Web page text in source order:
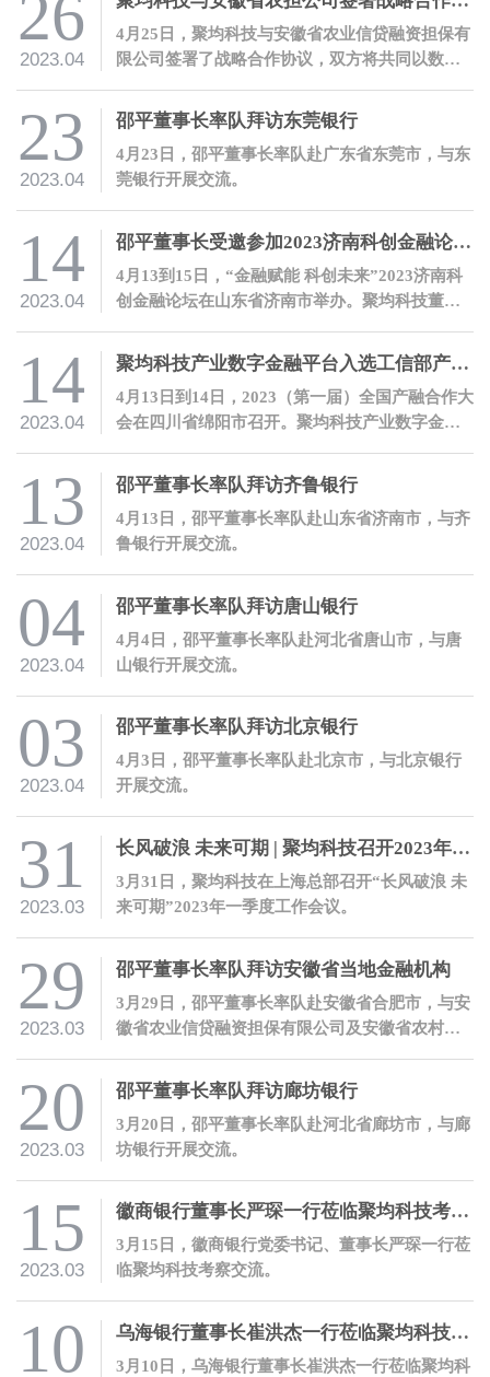
26
2023.04
4月25日，聚均科技与安徽省农业信贷融资担保有
限公司签署了战略合作协议，双方将共同以数字
23
2023.04
邵平董事长率队拜访东莞银行
4月23日，邵平董事长率队赴广东省东莞市，与东
莞银行开展交流。
14
2023.04
邵平董事长受邀参加2023济南科创金融论坛并发表主题演讲
4月13到15日，“金融赋能 科创未来”2023济南科
创金融论坛在山东省济南市举办。聚均科技董事
14
2023.04
聚均科技产业数字金融平台入选工信部产融合作平台典型案例
4月13日到14日，2023（第一届）全国产融合作大
会在四川省绵阳市召开。聚均科技产业数字金融
集（2023）》。
13
2023.04
邵平董事长率队拜访齐鲁银行
4月13日，邵平董事长率队赴山东省济南市，与齐
鲁银行开展交流。
04
2023.04
邵平董事长率队拜访唐山银行
4月4日，邵平董事长率队赴河北省唐山市，与唐
山银行开展交流。
03
2023.04
邵平董事长率队拜访北京银行
4月3日，邵平董事长率队赴北京市，与北京银行
开展交流。
31
2023.03
长风破浪 未来可期 | 聚均科技召开2023年一季度工作会议
3月31日，聚均科技在上海总部召开“长风破浪 未
来可期”2023年一季度工作会议。
29
2023.03
邵平董事长率队拜访安徽省当地金融机构
3月29日，邵平董事长率队赴安徽省合肥市，与安
徽省农业信贷融资担保有限公司及安徽省农村信
20
2023.03
邵平董事长率队拜访廊坊银行
3月20日，邵平董事长率队赴河北省廊坊市，与廊
坊银行开展交流。
15
2023.03
徽商银行董事长严琛一行莅临聚均科技考察交流
3月15日，徽商银行党委书记、董事长严琛一行莅
临聚均科技考察交流。
10 乌海银行董事长崔洪杰一行莅临聚均科技考察交流
3月10日，乌海银行董事长崔洪杰一行莅临聚均科